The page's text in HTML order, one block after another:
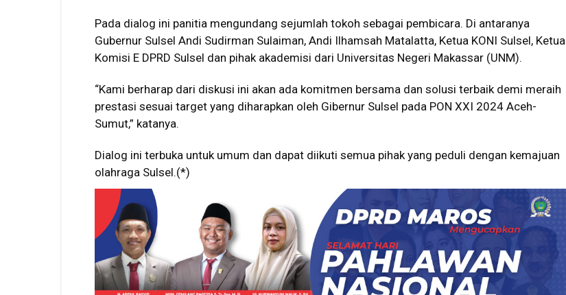
Pada dialog ini panitia mengundang sejumlah tokoh sebagai pembicara. Di antaranya
Gubernur Sulsel Andi Sudirman Sulaiman, Andi Ilhamsah Matalatta, Ketua KONI Sulsel, Ketua
Komisi E DPRD Sulsel dan pihak akademisi dari Universitas Negeri Makassar (UNM).
“Kami berharap dari diskusi ini akan ada komitmen bersama dan solusi terbaik demi meraih
prestasi sesuai target yang diharapkan oleh Gibernur Sulsel pada PON XXI 2024 Aceh-
Sumut,” katanya.
Dialog ini terbuka untuk umum dan dapat diikuti semua pihak yang peduli dengan kemajuan
olahraga Sulsel.(*)